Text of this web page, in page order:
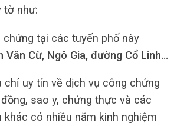
tờ như:
tại các tuyến phố này
Văn Cừ, Ngô Gia, đường Cổ Linh…
chỉ uy tín về dịch vụ công chứng
sao y, chứng thực và các
khác có nhiều năm kinh nghiệm